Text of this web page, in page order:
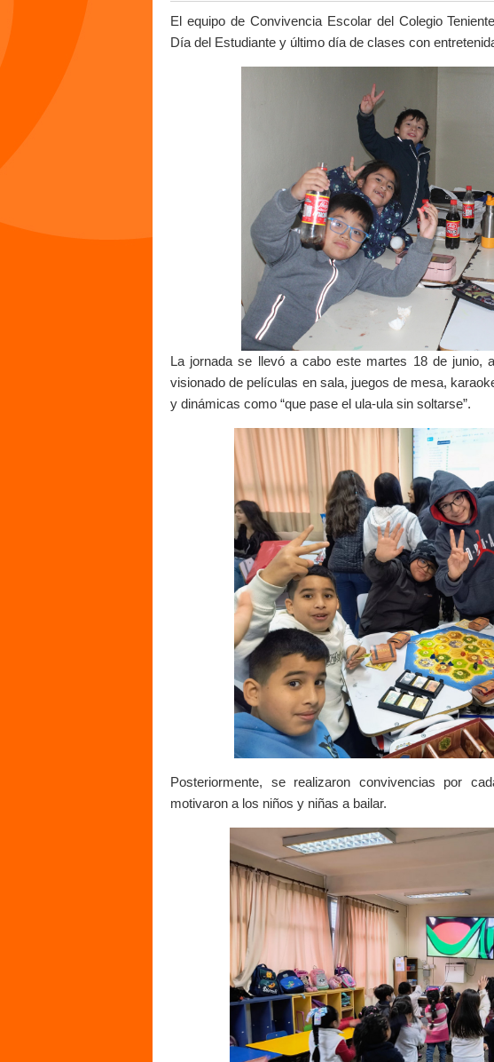
El equipo de Convivencia Escolar del Colegio
Día del Estudiante y último día de clases con
La jornada se llevó a cabo este martes 18 de junio,
visionado de películas en sala, juegos de mesa,
y dinámicas como “que pase el ula-ula sin soltarse”.
Posteriormente, se realizaron convivencias por
motivaron a los niños y niñas a bailar.